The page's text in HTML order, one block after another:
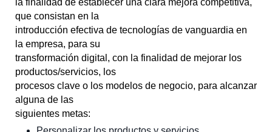
la finalidad de establecer una clara mejora competitiva,
que consistan en la
introducción efectiva de tecnologías de vanguardia en
la empresa, para su
transformación digital, con la finalidad de mejorar los
productos/servicios, los
procesos clave o los modelos de negocio, para alcanzar
alguna de las
siguientes metas: